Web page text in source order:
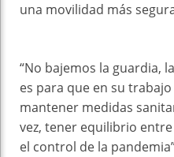
una movilidad más
“No bajemos la guardia,
es para que en su
mantener medidas
vez, tener equilibrio
el control de la